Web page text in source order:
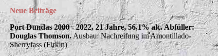
Neue Beiträge
Port Dundas 2000 - 2022, 21 Jahre, 56,1% alc. Abfüller:
Douglas Thomson.Ausbau: Nachreifung im Amontillado-
Sherryfass (Firkin)